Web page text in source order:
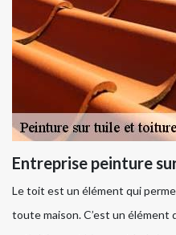
Entreprise peinture
Le toit est un élément qui
toute maison. C’est un élément